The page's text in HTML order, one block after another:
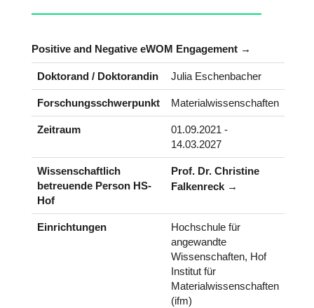
Positive and Negative eWOM Engagement
Doktorand / Doktorandin Julia Eschenbacher
Forschungsschwerpunkt Materialwissenschaften
Zeitraum
01.09.2021 -
14.03.2027
Wissenschaftlich
betreuende Person HS-
Hof
Prof. Dr. Christine
Falkenreck
Einrichtungen
Hochschule für
angewandte
Wissenschaften, Hof
Institut für
Materialwissenschaften
(ifm)